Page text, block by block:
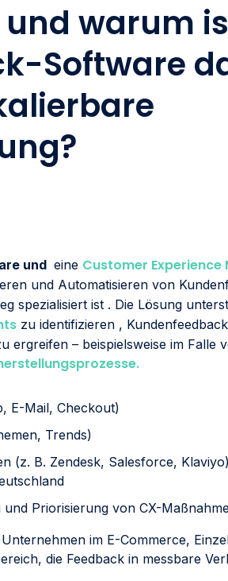
warum
Software
und eine Customer
und Automatisieren von
spezialisiert ist . Die Lösung
zu identifizieren ,
ergreifen – beispielsweise im Falle
E-Mail, Checkout)
Trends)
(z. B. Zendesk, Salesforce, Klaviyo)
Priorisierung von CX-
im E-Commerce,
die Feedback in messbare